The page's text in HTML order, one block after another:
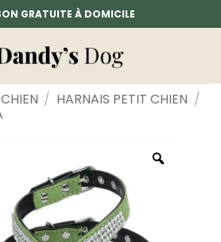
GRATUITE À DOMICILE
/ HARNAIS PETIT CHIEN /